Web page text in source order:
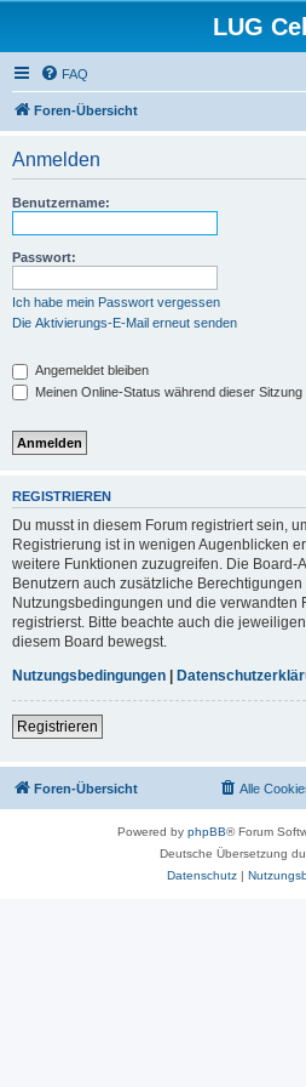
LUG
FAQ
Foren-Übersicht
Anmelden
Benutzername:
Passwort:
Ich habe mein Passwort vergessen
Die Aktivierungs-E-Mail erneut senden
Angemeldet bleiben
Meinen Online-Status während dieser
REGISTRIEREN
Du musst in diesem Forum registriert sein,
Registrierung ist in wenigen Augenblicken
weitere Funktionen zuzugreifen. Die Board-
Benutzern auch zusätzliche
Nutzungsbedingungen und die verwandten
registrierst. Bitte beachte auch die
diesem Board bewegst.
Nutzungsbedingungen |
Registrieren
Foren-Übersicht Alle
Powered by phpBB® Forum
Deutsche Übersetzung
Datenschutz|